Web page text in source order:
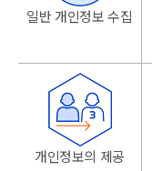
일반 개인정보 수집
개인정보의 제공